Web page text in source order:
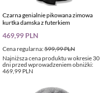
Czarna genialnie pikowana zimowa
kurtka damska z futerkiem
Cena regularna:599,99 PLN
469,99 PLN
Najniższa cena produktu w okresie 30
dni przed wprowadzeniem obniżki:
469,99 PLN